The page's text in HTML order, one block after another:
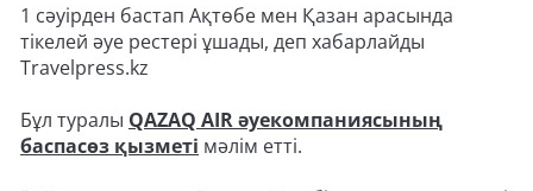
1 сәуірден бастап Ақтөбе мен Қазан арасында
тікелей әуе рестері ұшады, деп хабарлайды
Travelpress.kz
Бұл туралы QAZAQ AIR әуекомпаниясының
баспасөз қызметі мәлім етті.